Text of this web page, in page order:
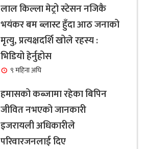
लाल किल्ला मेट्रो स्टेसन नजिकै
भयंकर बम ब्लास्ट हुँदा आठ जनाको
मृत्यु, प्रत्यक्षदर्शि खोले रहस्य :
भिडियो हेर्नुहोस
९ महिना अघि
हमासको कब्जामा रहेका बिपिन
जीवित नभएको जानकारी
इजरायली अधिकारीले
परिवारजनलाई दिए